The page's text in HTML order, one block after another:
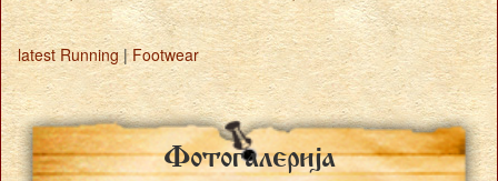
latest Running|Footwear
Fotogalerija